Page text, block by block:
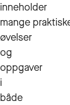
inneholder
mange
øvelser
og
oppgaver
i
både